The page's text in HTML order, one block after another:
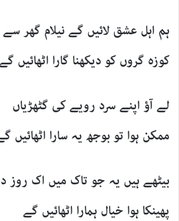
ہم اہل عشق لائیں گے نیلام گھر
کوزہ گروں کو دیکھنا گارا اٹھائیں
لے آؤ اپنے سرد رویے کی گٹھڑیاں
ممکن ہوا تو بوجھ یہ سارا اٹھائیں
بیٹھے ہیں یہ جو تاک میں اک روز
پھینکا ہوا خیال ہمارا اٹھائیں گے